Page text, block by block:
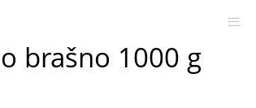
brašno 1000 g